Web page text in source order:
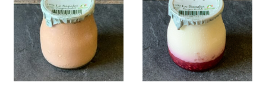
140
gr
(le
Sapalet)